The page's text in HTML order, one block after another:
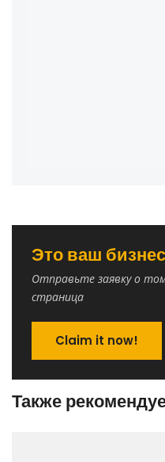
Это ваш
Отправьте заявку о
страница
Claim it now!
Также